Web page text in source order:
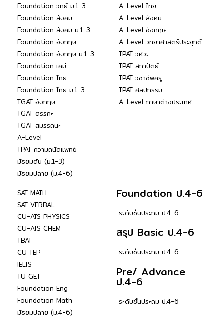
Foundation วิทย์ ม.1-3
Foundation สังคม
Foundation สังคม ม.1-3
Foundation อังกฤษ
Foundation อังกฤษ ม.1-3
Foundation เคมี
Foundation ไทย
Foundation ไทย ม.1-3
TGAT อังกฤษ
TGAT ตรรกะ
TGAT สมรรถนะ
A-Level
TPAT ความถนัดแพทย์
มัธยมต้น (ม.1-3)
มัธยมปลาย (ม.4-6)
A-Level ไทย
A-Level สังคม
A-Level อังกฤษ
A-Level วิทยาศาสตร์ประยุกต์
TPAT วิศวะ
TPAT สถาปัตย์
TPAT วิชาชีพครู
TPAT ศิลปกรรม
A-Level ภาษาต่างประเทศ
SAT MATH
SAT VERBAL
CU-ATS PHYSICS
CU-ATS CHEM
TBAT
CU TEP
IELTS
TU GET
Foundation Eng
Foundation Math
มัธยมปลาย (ม.4-6)
Foundation ป.4-6
ระดับชั้นประถม ป.4-6
สรุป Basic ป.4-6
ระดับชั้นประถม ป.4-6
Pre/ Advance
ป.4-6
ระดับชั้นประถม ป.4-6